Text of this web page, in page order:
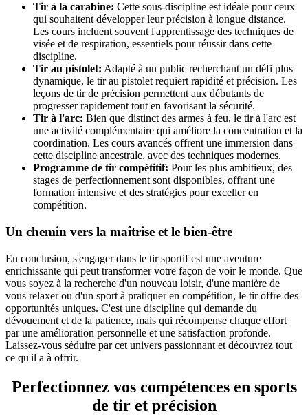
Tir à la carabine: Cette sous-discipline est idéale pour ceux
qui souhaitent développer leur précision à longue distance.
Les cours incluent souvent l'apprentissage des techniques de
visée et de respiration, essentiels pour réussir dans cette
discipline.
Tir au pistolet: Adapté à un public recherchant un défi plus
dynamique, le tir au pistolet requiert rapidité et précision. Les
leçons de tir de précision permettent aux débutants de
progresser rapidement tout en favorisant la sécurité.
Tir à l'arc: Bien que distinct des armes à feu, le tir à l'arc est
une activité complémentaire qui améliore la concentration et la
coordination. Les cours avancés offrent une immersion dans
cette discipline ancestrale, avec des techniques modernes.
Programme de tir compétitif: Pour les plus ambitieux, des
stages de perfectionnement sont disponibles, offrant une
formation intensive et des stratégies pour exceller en
compétition.
Un chemin vers la maîtrise et le bien-être
En conclusion, s'engager dans le tir sportif est une aventure
enrichissante qui peut transformer votre façon de voir le monde. Que
vous soyez à la recherche d'un nouveau loisir, d'une manière de
vous relaxer ou d'un sport à pratiquer en compétition, le tir offre des
opportunités uniques. C'est une discipline qui demande du
dévouement et de la patience, mais qui récompense chaque effort
par une amélioration personnelle et une satisfaction profonde.
Laissez-vous séduire par cet univers passionnant et découvrez tout
ce qu'il a à offrir.
Perfectionnez vos compétences en sports
de tir et précision